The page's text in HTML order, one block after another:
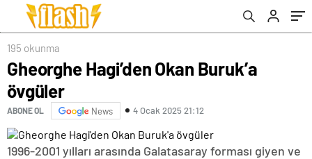
195 okunma
Gheorghe Hagi’den Okan Buruk’a
övgüler
ABONE OL News 4 Ocak 2025 21:12
1996-2001 yılları arasında Galatasaray forması giyen ve